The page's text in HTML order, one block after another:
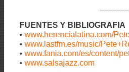
FUENTES Y BIBLIOGRAFIA
• www.herencialatina.com/
• www.lastfm.es/music/
• www.fania.com/es/content/
• www.salsajazz.com